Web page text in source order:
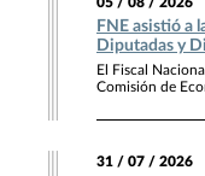
FNE asistió a
Diputadas y
El Fiscal
Comisión de
31 / 07 / 2026